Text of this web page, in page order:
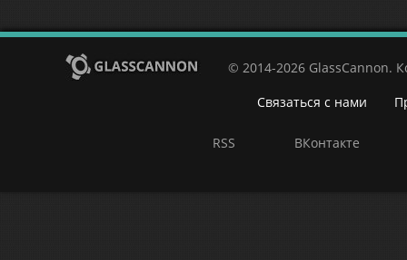
© 2014-2026 GlassCannon.
Связаться с нами
RSS ВКонтакте